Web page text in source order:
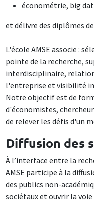
économétrie, big
et délivre des diplômes
L'école AMSE associe :
pointe de la recherche,
interdisciplinaire,
l'entreprise et visibilité
Notre objectif est de
d'économistes,
de relever les défis d'un
Diffusion des
À l’interface entre la
AMSE participe à la
des publics non-
sociétaux et ouvrir la